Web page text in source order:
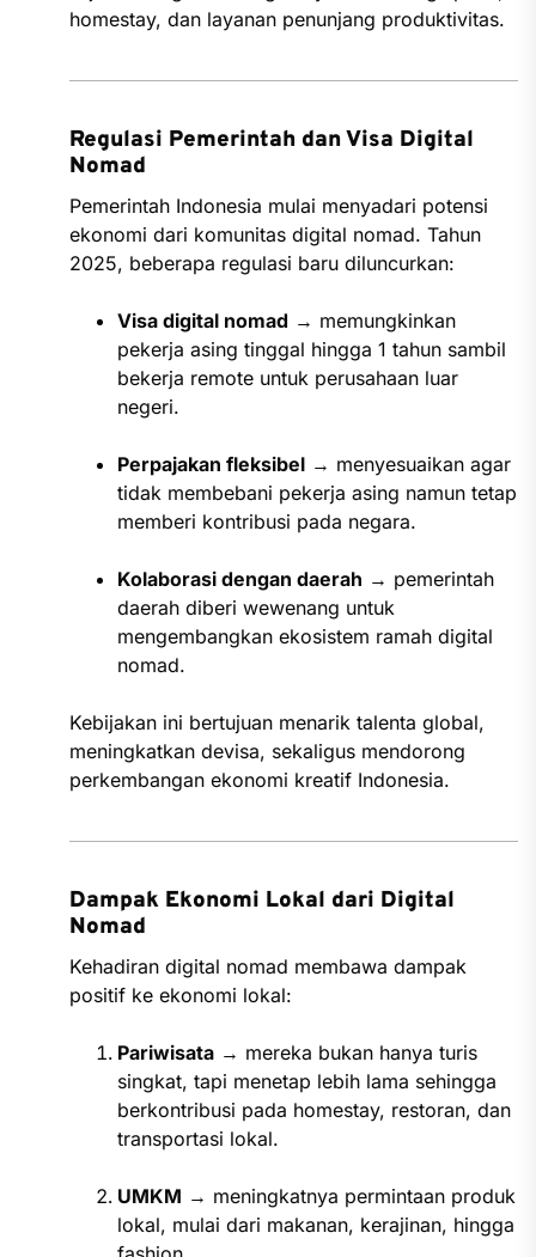
homestay, dan layanan penunjang produktivitas.
Regulasi Pemerintah dan Visa Digital
Nomad
Pemerintah Indonesia mulai menyadari potensi
ekonomi dari komunitas digital nomad. Tahun
2025, beberapa regulasi baru diluncurkan:
Visa digital nomad → memungkinkan
pekerja asing tinggal hingga 1 tahun sambil
bekerja remote untuk perusahaan luar
negeri.
Perpajakan fleksibel→ menyesuaikan agar
tidak membebani pekerja asing namun tetap
memberi kontribusi pada negara.
Kolaborasi dengan daerah → pemerintah
daerah diberi wewenang untuk
mengembangkan ekosistem ramah digital
nomad.
Kebijakan ini bertujuan menarik talenta global,
meningkatkan devisa, sekaligus mendorong
perkembangan ekonomi kreatif Indonesia.
Dampak Ekonomi Lokal dari Digital
Nomad
Kehadiran digital nomad membawa dampak
positif ke ekonomi lokal:
Pariwisata→ mereka bukan hanya turis
singkat, tapi menetap lebih lama sehingga
berkontribusi pada homestay, restoran, dan
transportasi lokal.
UMKM → meningkatnya permintaan produk
lokal, mulai dari makanan, kerajinan, hingga